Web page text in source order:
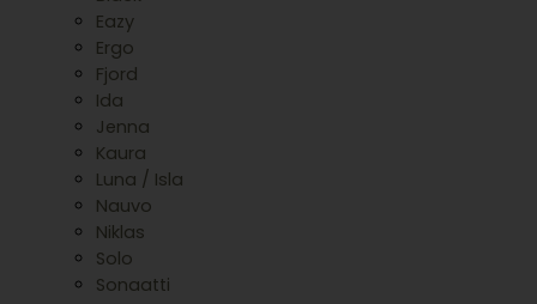
Eazy
Ergo
Fjord
Ida
Jenna
Kaura
Luna / Isla
Nauvo
Niklas
Solo
Sonaatti